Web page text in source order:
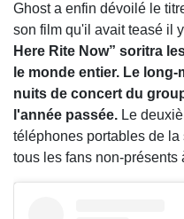
Ghost a enfin dévoilé le
son film qu'il avait teasé il
Here Rite Now” soritra
le monde entier. Le
nuits de concert du
l'année passée. Le
téléphones portables de
tous les fans non-présents